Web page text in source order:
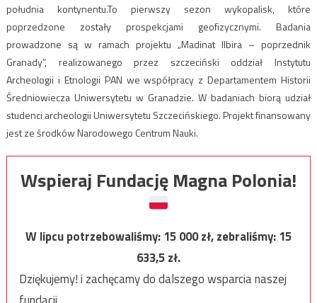
południa kontynentu.To pierwszy sezon wykopalisk, które
poprzedzone zostały prospekcjami geofizycznymi. Badania
prowadzone są w ramach projektu „Madinat Ilbira – poprzednik
Granady”, realizowanego przez szczeciński oddział Instytutu
Archeologii i Etnologii PAN we współpracy z Departamentem Historii
Średniowiecza Uniwersytetu w Granadzie. W badaniach biorą udział
studenci archeologii Uniwersytetu Szczecińskiego. Projekt finansowany
jest ze środków Narodowego Centrum Nauki.
Wspieraj Fundację Magna Polonia!
W lipcu potrzebowaliśmy:15 000zł, zebraliśmy:15
633,5zł.
Dziękujemy! i zachęcamy do dalszego wsparcia naszej